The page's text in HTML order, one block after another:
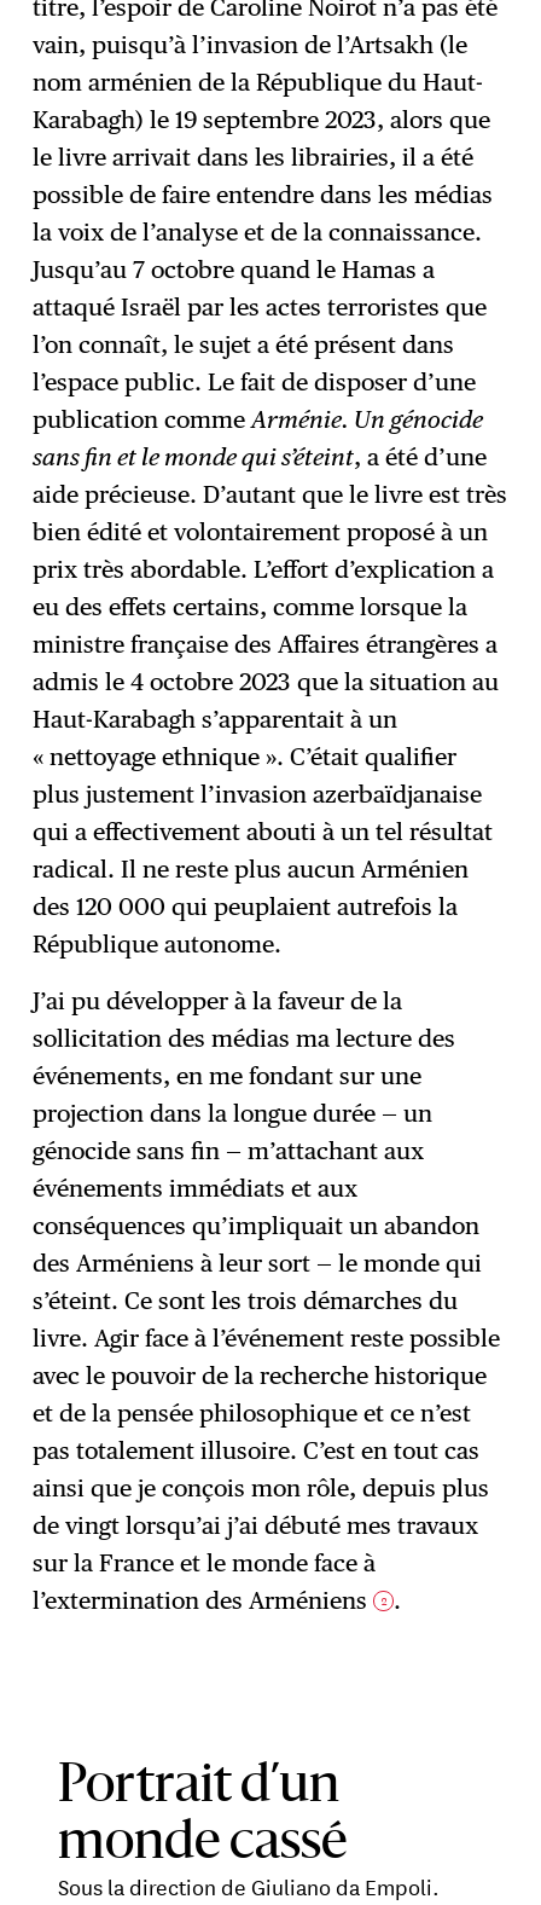
titre, l’espoir de Caroline Noirot n’a pas été
vain, puisqu’à l’invasion de l’Artsakh (le
nom arménien de la République du Haut-
Karabagh) le 19 septembre 2023, alors que
le livre arrivait dans les librairies, il a été
possible de faire entendre dans les médias
la voix de l’analyse et de la connaissance.
Jusqu’au 7 octobre quand le Hamas a
attaqué Israël par les actes terroristes que
l’on connaît, le sujet a été présent dans
l’espace public. Le fait de disposer d’une
publication commeArménie. Un génocide
sans fin et le monde qui s’éteint, a été d’une
aide précieuse. D’autant que le livre est très
bien édité et volontairement proposé à un
prix très abordable. L’effort d’explication a
eu des effets certains, comme lorsque la
ministre française des Affaires étrangères a
admis le 4 octobre 2023 que la situation au
Haut-Karabagh s’apparentait à un
« nettoyage ethnique ». C’était qualifier
plus justement l’invasion azerbaïdjanaise
qui a effectivement abouti à un tel résultat
radical. Il ne reste plus aucun Arménien
des 120 000 qui peuplaient autrefois la
République autonome.
J’ai pu développer à la faveur de la
sollicitation des médias ma lecture des
événements, en me fondant sur une
projection dans la longue durée — un
génocide sans fin — m’attachant aux
événements immédiats et aux
conséquences qu’impliquait un abandon
des Arméniens à leur sort — le monde qui
s’éteint. Ce sont les trois démarches du
livre. Agir face à l’événement reste possible
avec le pouvoir de la recherche historique
et de la pensée philosophique et ce n’est
pas totalement illusoire. C’est en tout cas
ainsi que je conçois mon rôle, depuis plus
de vingt lorsqu’ai j’ai débuté mes travaux
sur la France et le monde face à
l’extermination des Arméniens 2 .
Portrait d’un
monde cassé
Sous la direction de Giuliano da Empoli.